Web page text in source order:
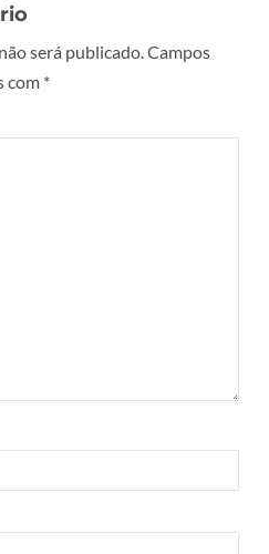
será publicado.Campos
com *